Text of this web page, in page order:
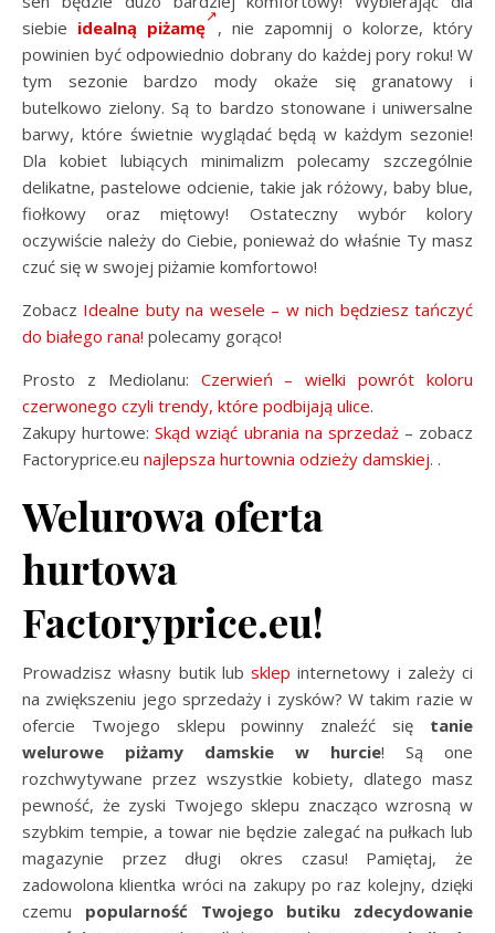
siebie idealną piżamę , nie zapomnij o kolorze, który
powinien być odpowiednio dobrany do każdej pory roku! W
tym sezonie bardzo mody okaże się granatowy i
butelkowo zielony. Są to bardzo stonowane i uniwersalne
barwy, które świetnie wyglądać będą w każdym sezonie!
Dla kobiet lubiących minimalizm polecamy szczególnie
delikatne, pastelowe odcienie, takie jak różowy, baby blue,
fiołkowy oraz miętowy! Ostateczny wybór kolory
oczywiście należy do Ciebie, ponieważ do właśnie Ty masz
czuć się w swojej piżamie komfortowo!
Zobacz Idealne buty na wesele – w nich będziesz tańczyć
do białego rana! polecamy gorąco!
Prosto z Mediolanu: Czerwień – wielki powrót koloru
czerwonego czyli trendy, które podbijają ulice.
Zakupy hurtowe:Skąd wziąć ubrania na sprzedaż– zobacz
Factoryprice.eu najlepsza hurtownia odzieży damskiej. .
Welurowa oferta
hurtowa
Factoryprice.eu!
Prowadzisz własny butik lub sklep internetowy i zależy ci
na zwiększeniu jego sprzedaży i zysków? W takim razie w
ofercie Twojego sklepu powinny znaleźć się tanie
welurowe piżamy damskie w hurcie! Są one
rozchwytywane przez wszystkie kobiety, dlatego masz
pewność, że zyski Twojego sklepu znacząco wzrosną w
szybkim tempie, a towar nie będzie zalegać na pułkach lub
magazynie przez długi okres czasu! Pamiętaj, że
zadowolona klientka wróci na zakupy po raz kolejny, dzięki
czemu popularność Twojego butiku zdecydowanie